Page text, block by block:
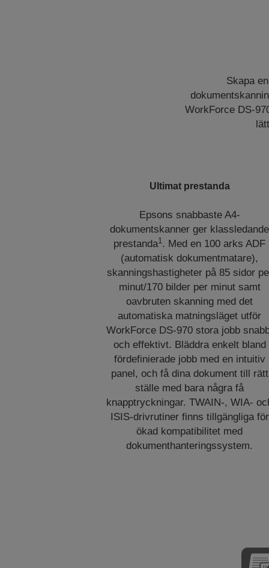
Skapa
WorkForce DS-
Ultimat prestanda
Epsons snabbaste A4-
dokumentskanner ger klassledande
prestanda1 . Med en 100 arks ADF
(automatisk dokumentmatare),
skanningshastigheter på 85 sidor
minut/170 bilder per minut samt
oavbruten skanning med det
automatiska matningsläget utför
WorkForce DS-970 stora jobb
och effektivt. Bläddra enkelt bland
fördefinierade jobb med en intuitiv
panel, och få dina dokument till rätt
ställe med bara några få
knapptryckningar. TWAIN-, WIA-
ISIS-drivrutiner finns tillgängliga för
ökad kompatibilitet med
dokumenthanteringssystem.